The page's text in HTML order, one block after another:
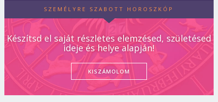
SZEMÉLYRE SZABOTT HOROSZKÓP
Készítsd el saját részletes elemzésed, születésed
ideje és helye alapján!
KISZÁMOLOM